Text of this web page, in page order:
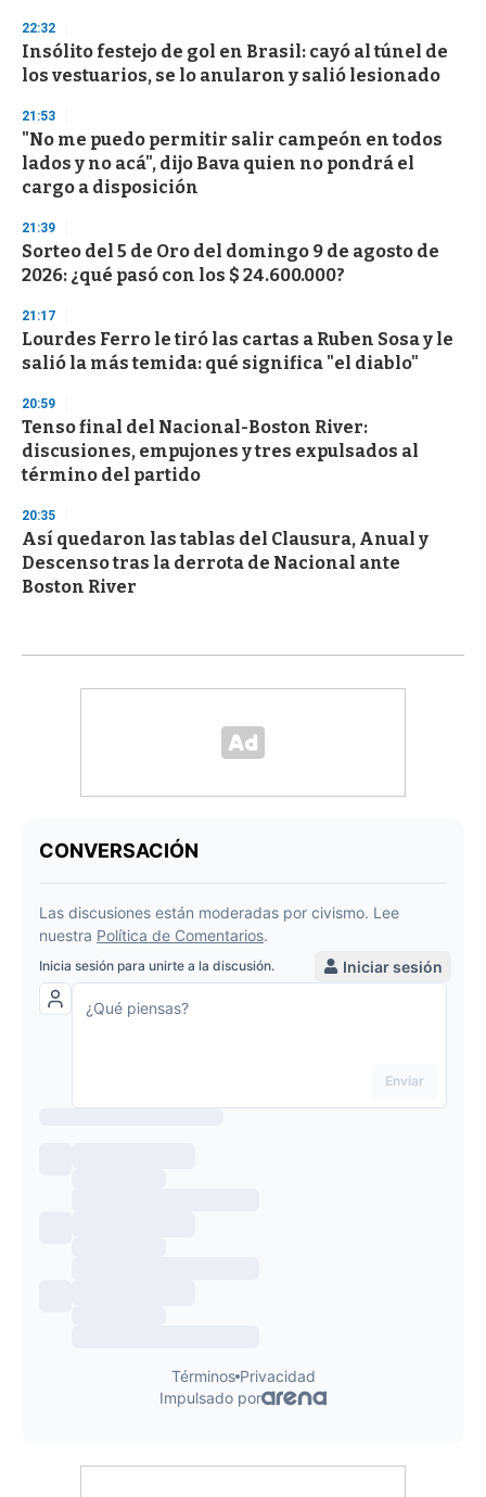
22:32
Insólito festejo de gol en Brasil: cayó al túnel de
los vestuarios, se lo anularon y salió lesionado
21:53
"No me puedo permitir salir campeón en todos
lados y no acá", dijo Bava quien no pondrá el
cargo a disposición
21:39
Sorteo del 5 de Oro del domingo 9 de agosto de
2026: ¿qué pasó con los $ 24.600.000?
21:17
Lourdes Ferro le tiró las cartas a Ruben Sosa y le
salió la más temida: qué significa "el diablo"
20:59
Tenso final del Nacional-Boston River:
discusiones, empujones y tres expulsados al
término del partido
20:35
Así quedaron las tablas del Clausura, Anual y
Descenso tras la derrota de Nacional ante
Boston River